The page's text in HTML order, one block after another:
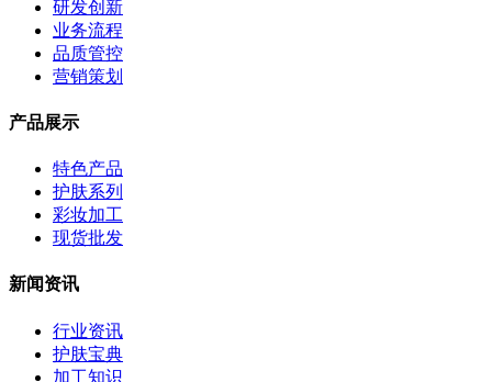
研发创新
业务流程
品质管控
营销策划
产品展示
特色产品
护肤系列
彩妆加工
现货批发
新闻资讯
行业资讯
护肤宝典
加工知识